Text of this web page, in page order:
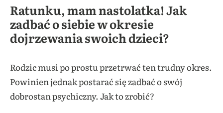
Ratunku, mam nastolatka! Jak
zadbać o siebie w okresie
dojrzewania swoich dzieci?
Rodzic musi po prostu przetrwać ten trudny okres.
Powinien jednak postarać się zadbać o swój
dobrostan psychiczny. Jak to zrobić?